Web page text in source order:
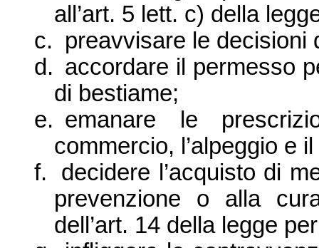
all’art. 5 lett. c) della
c. preavvisare le decisioni
d. accordare il permesso
di bestiame;
e. emanare le
commercio, l’alpeggio e
f.
decidere l’acquisto di
prevenzione o alla
dell’art. 14 della legge